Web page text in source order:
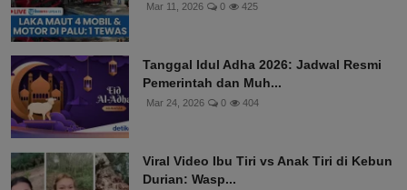
Mar 11, 2026 0 425
Tanggal Idul Adha 2026: Jadwal Resmi
Pemerintah dan Muh...
Mar 24, 2026 0 404
Viral Video Ibu Tiri vs Anak Tiri di Kebun
Durian: Wasp...